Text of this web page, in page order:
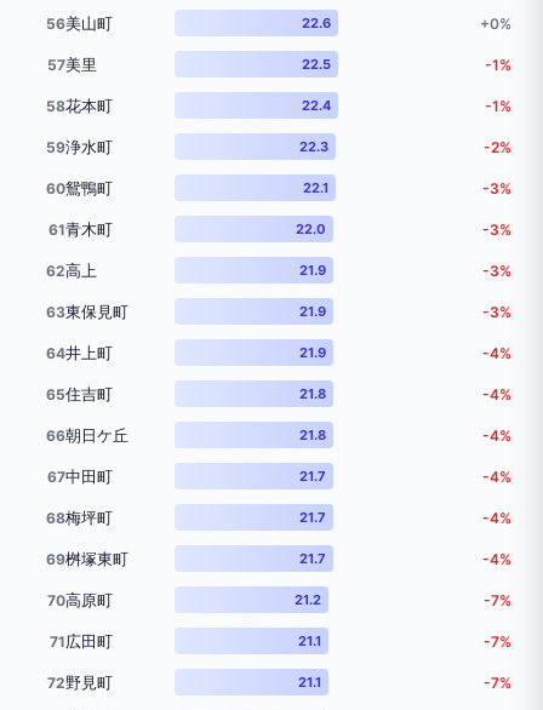
56美山町 22.6 +0%
57美里 22.5 -1%
58花本町 22.4 -1%
59浄水町 22.3 -2%
60鴛鴨町 22.1 -3%
61青木町 22.0 -3%
62高上 21.9 -3%
63東保見町 21.9 -3%
64井上町 21.9 -4%
65住吉町 21.8 -4%
66朝日ケ丘 21.8 -4%
67中田町 21.7 -4%
68梅坪町 21.7 -4%
69桝塚東町 21.7 -4%
70高原町 21.2 -7%
71広田町 21.1 -7%
72野見町 21.1 -7%